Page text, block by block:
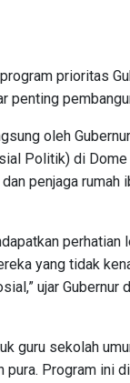
prioritas
penting
oleh
Politik) di Dome
penjaga
yang tidak
ujar Gubernur
guru sekolah
pura. Program ini